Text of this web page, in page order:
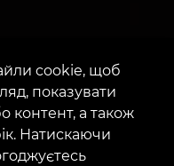
cookie, щоб
показувати
контент, а також
Натискаючи